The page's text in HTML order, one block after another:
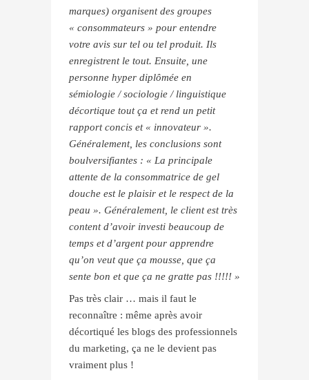
marques) organisent des groupes
« consommateurs » pour entendre
votre avis sur tel ou tel produit. Ils
enregistrent le tout. Ensuite, une
personne hyper diplômée en
sémiologie / sociologie / linguistique
décortique tout ça et rend un petit
rapport concis et « innovateur ».
Généralement, les conclusions sont
boulversifiantes : « La principale
attente de la consommatrice de gel
douche est le plaisir et le respect de la
peau ». Généralement, le client est très
content d’avoir investi beaucoup de
temps et d’argent pour apprendre
qu’on veut que ça mousse, que ça
sente bon et que ça ne gratte pas !!!!! »
Pas très clair … mais il faut le
reconnaître : même après avoir
décortiqué les blogs des professionnels
du marketing, ça ne le devient pas
vraiment plus !